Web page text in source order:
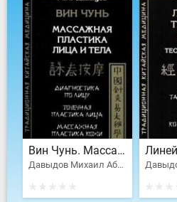
Вин Чунь. Массажная пластика лица и тела
Давыдов Михаил Абрамович